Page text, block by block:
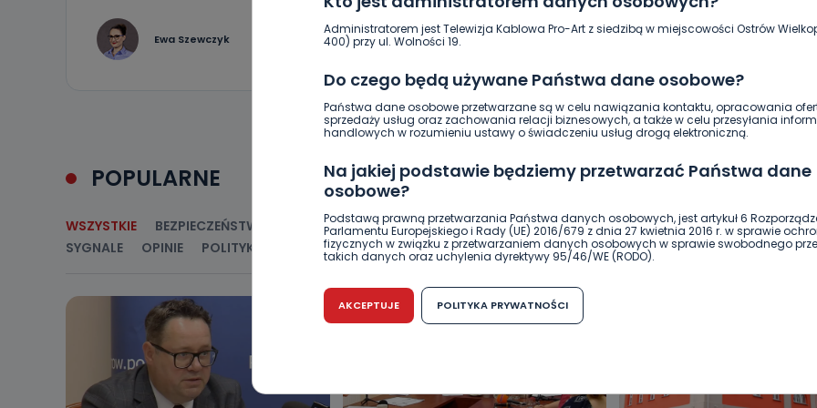
Administratorem jest Telewizja Kablowa Pro-Art z siedzibą w miejscowości Ostrów
400) przy ul. Wolności 19.
Do czego będą używane Państwa dane osobowe?
Państwa dane osobowe przetwarzane są w celu nawiązania kontaktu, opracowania
sprzedaży usług oraz zachowania relacji biznesowych, a także w celu przesyłania
handlowych w rozumieniu ustawy o świadczeniu usług drogą elektroniczną.
Na jakiej podstawie będziemy przetwarzać Państwa dane
osobowe?
Podstawą prawną przetwarzania Państwa danych osobowych, jest artykuł 6
Parlamentu Europejskiego i Rady (UE) 2016/679 z dnia 27 kwietnia 2016 r. w sprawie
fizycznych w związku z przetwarzaniem danych osobowych w sprawie swobodnego
takich danych oraz uchylenia dyrektywy 95/46/WE (RODO).
Czy jest możliwość cofnięcia zgody?
Podanie danych osobowych jest dobrowolne, nie jest wymogiem ustawowym lub
AKCEPTUJE POLITYKA PRYWATNOŚCI
Ewa Szewczyk 2
POPULARNE
WSZYSTKIE BEZPIECZEŃSTWO CIEKAWOSTKI EDUKACJA GOSPODARKA I FINANSE HISTORIA
SYGNALE
OPINIE POLITYKA RELIGIA SAMORZĄD ŚRODOWISKO WASZE INFO WSZYSTKICH ŚWIĘTYCH